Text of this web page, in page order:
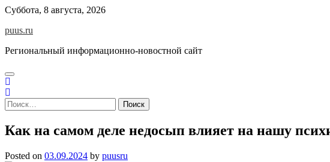
Skip
content
Суббота, 8 августа, 2026
puus.ru
Региональный информационно-новостной сайт
Найти:
Как на самом деле недосып влияет на нашу
Posted on 03.09.2024 by puusru